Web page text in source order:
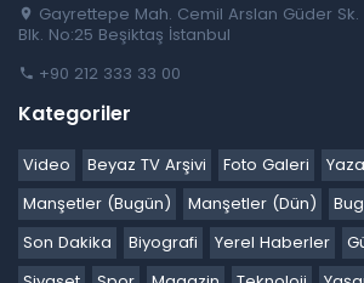
Gayrettepe Mah. Cemil Arslan Güder Sk.
Blk. No:25 Beşiktaş İstanbul
+90 212 333 33 00
Kategoriler
Video Beyaz TV Arşivi Foto Galeri
Manşetler (Bugün)
Manşetler (Dün)
Son Dakika
Biyografi Yerel Haberler